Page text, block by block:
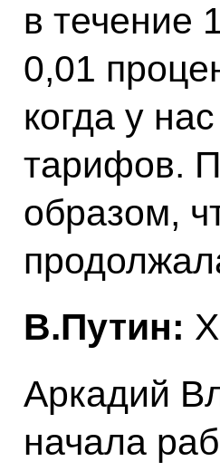
в течение
0,01
когда у
тарифов.
образом,
В.Путин:
Аркадий
начала